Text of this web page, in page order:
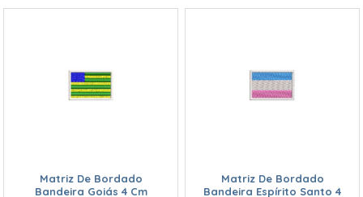
Matriz De Bordado
Bandeira Goiás 4 Cm
Matriz De Bordado
Bandeira Espírito Santo 4